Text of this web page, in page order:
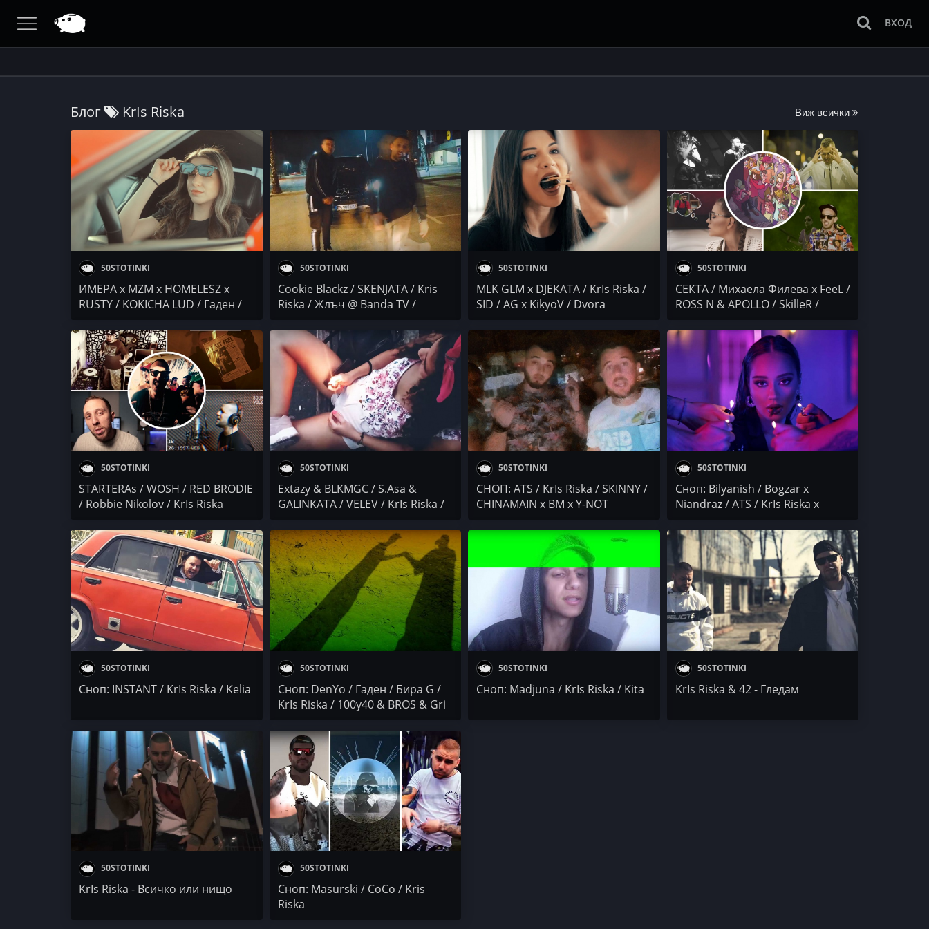
ВХОД
Блог KrIs Riska Виж всички
50STOTINKI
ИМЕРА х MZM х HOMELESZ x
RUSTY / KOKICHA LUD / Гаден /
VKUSA / KRIS RISKA / Mr.ExTaZy /
Гама / C-MO / M.R.G
50STOTINKI
Cookie Blackz / SKENJATA / Kris
Riska / Жлъч @ Banda TV /
50STOTINKI
MLK GLM x DJEKATA / KrIs Riska /
SID / AG x KikyoV / Dvora
50STOTINKI
СЕКТА / Михаела Филева x FeeL /
ROSS N & APOLLO / SkilleR /
BOBBY
50STOTINKI
STARTERAs / WOSH / RED BRODIE
/ Robbie Nikolov / KrIs Riska
50STOTINKI
Extazy & BLKMGC / S.Asa &
GALINKATA / VELEV / KrIs Riska /
50STOTINKI
СНОП: ATS / KrIs Riska / SKINNY /
CHINAMAIN x BM x Y-NOT
50STOTINKI
Сноп: Bilyanish / Bogzar x
Niandraz / ATS / KrIs Riska x
50STOTINKI
Сноп: INSTANT / KrIs Riska / Kelia
50STOTINKI
Сноп: DenYo / Гаден / Бира G /
KrIs Riska / 100y40 & BROS & Gri
50STOTINKI
Сноп: Madjuna / KrIs Riska / Kita
50STOTINKI
KrIs Riska & 42 - Гледам
50STOTINKI
KrIs Riska - Всичко или нищо
50STOTINKI
Сноп: Masurski / CoCo / Kris
Riska